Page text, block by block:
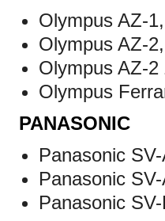
Olympus AZ-1,
Olympus AZ-2,
Olympus AZ-2
Olympus
PANASONIC
Panasonic
Panasonic
Panasonic